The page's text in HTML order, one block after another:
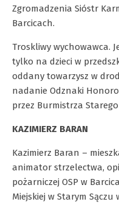
Zgromadzenia Sióstr
Barcicach.
Troskliwy wychowawca.
tylko na dzieci w
oddany towarzysz w
nadanie Odznaki
przez Burmistrza Starego
KAZIMIERZ BARAN
Kazimierz Baran –
animator strzelectwa,
pożarniczej OSP w
Miejskiej w Starym Sączu